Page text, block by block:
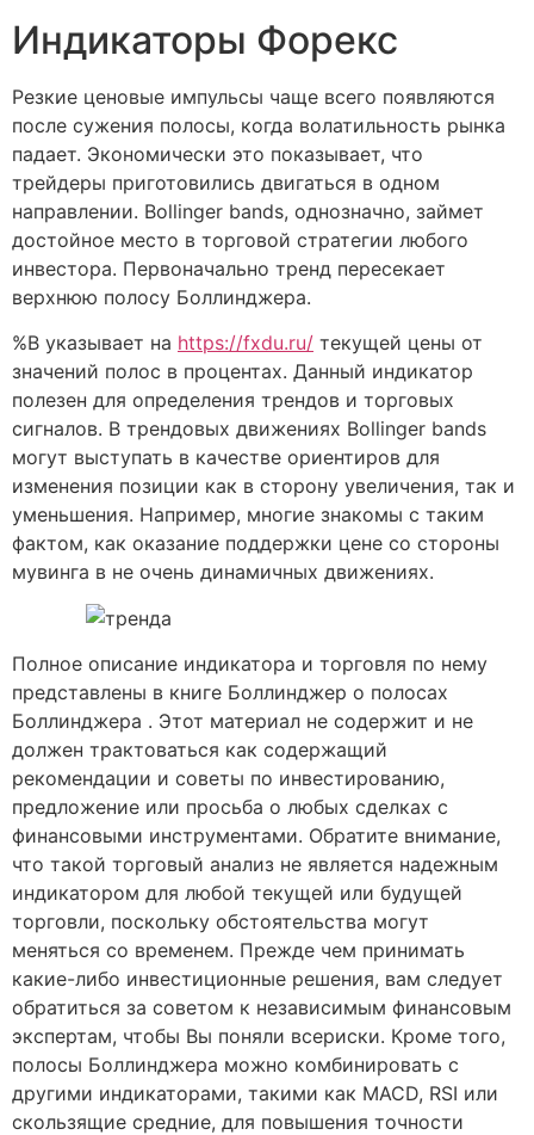
Индикаторы Форекс
Резкие ценовые импульсы чаще всего появляются
после сужения полосы, когда волатильность рынка
падает. Экономически это показывает, что
трейдеры приготовились двигаться в одном
направлении. Bollinger bands, однозначно, займет
достойное место в торговой стратегии любого
инвестора. Первоначально тренд пересекает
верхнюю полосу Боллинджера.
%B указывает на https://fxdu.ru/ текущей цены от
значений полос в процентах. Данный индикатор
полезен для определения трендов и торговых
сигналов. В трендовых движениях Bollinger bands
могут выступать в качестве ориентиров для
изменения позиции как в сторону увеличения, так и
уменьшения. Например, многие знакомы с таким
фактом, как оказание поддержки цене со стороны
мувинга в не очень динамичных движениях.
Полное описание индикатора и торговля по нему
представлены в книге Боллинджер о полосах
Боллинджера . Этот материал не содержит и не
должен трактоваться как содержащий
рекомендации и советы по инвестированию,
предложение или просьба о любых сделках с
финансовыми инструментами. Обратите внимание,
что такой торговый анализ не является надежным
индикатором для любой текущей или будущей
торговли, поскольку обстоятельства могут
меняться со временем. Прежде чем принимать
какие-либо инвестиционные решения, вам следует
обратиться за советом к независимым финансовым
экспертам, чтобы Вы поняли всериски. Кроме того,
полосы Боллинджера можно комбинировать с
другими индикаторами, такими как MACD, RSI или
скользящие средние, для повышения точности